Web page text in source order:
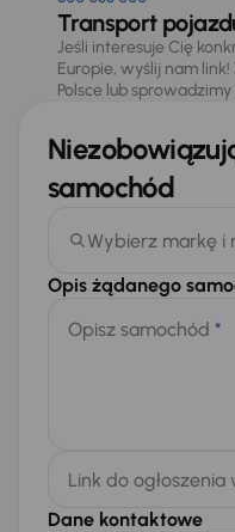
Transport
Jeśli interesuje Cię
Europie, wyślij nam
Polsce lub
samochód
Wybierz markę i
Opis żądanego
Opisz samochód *
Link do
Dane kontaktowe